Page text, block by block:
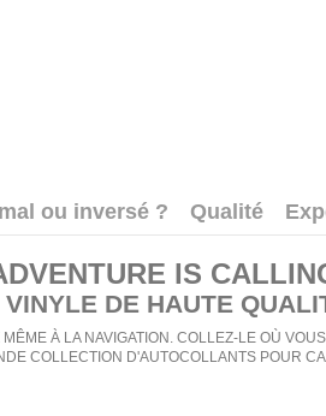
ou inversé ? Qualité
IS
DE HAUTE
À LA NAVIGATION. COLLEZ-LE OÙ
COLLECTION D'AUTOCOLLANTS POUR